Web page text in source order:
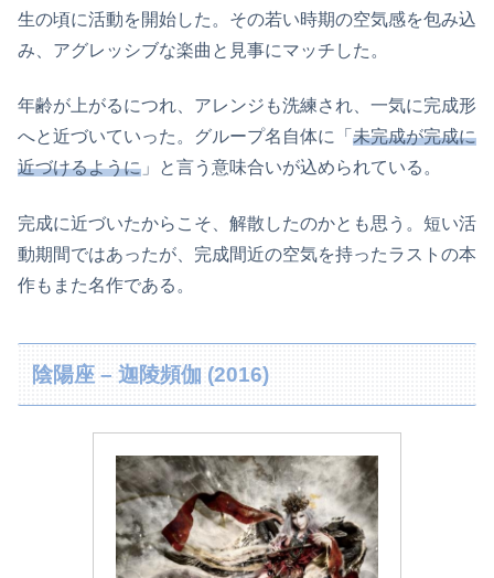
生の頃に活動を開始した。その若い時期の空気感を包み込
み、アグレッシブな楽曲と見事にマッチした。
年齢が上がるにつれ、アレンジも洗練され、一気に完成形
へと近づいていった。グループ名自体に「 未完成が完成に
近づけるように 」と言う意味合いが込められている。
完成に近づいたからこそ、解散したのかとも思う。短い活
動期間ではあったが、完成間近の空気を持ったラストの本
作もまた名作である。
陰陽座 – 迦陵頻伽 (2016)